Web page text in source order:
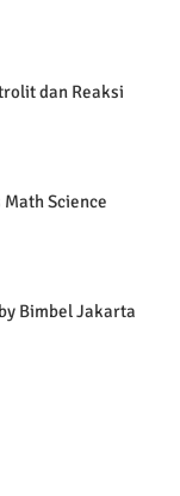
dengan Z
dan Reaksi
Science
Bimbel Jakarta